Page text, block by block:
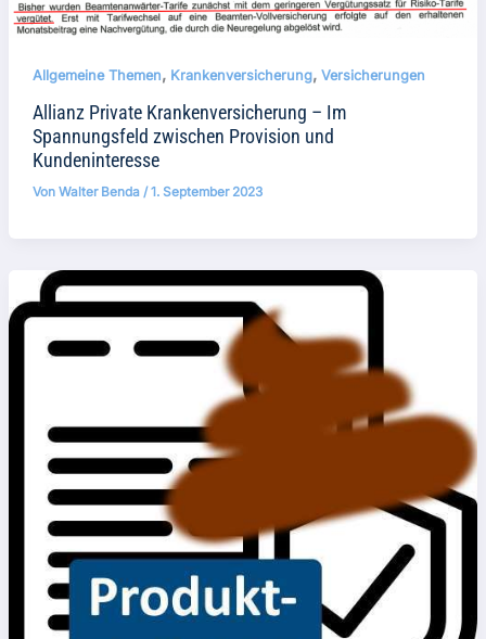
Allgemeine Themen, Krankenversicherung, Versicherungen
Allianz Private Krankenversicherung – Im
Spannungsfeld zwischen Provision und
Kundeninteresse
Von Walter Benda /1. September 2023